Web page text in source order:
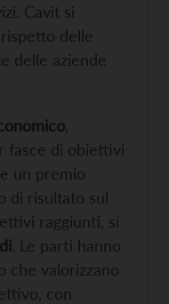
Cavit si
delle
delle aziende
fasce di obiettivi
un premio
di risultato sul
raggiunti, si
. Le parti hanno
che valorizzano
con